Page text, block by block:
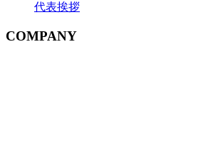
代表挨拶
COMPANY